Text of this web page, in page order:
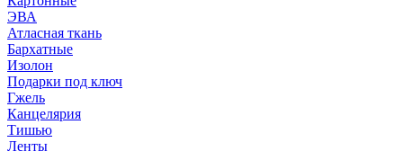
ЭВА
Атласная ткань
Бархатные
Изолон
Подарки под ключ
Гжель
Канцелярия
Тишью
Ленты